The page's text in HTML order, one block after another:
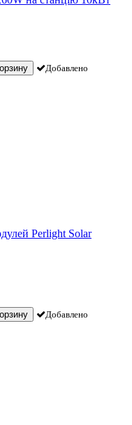
Добавлено
Perlight Solar
Добавлено